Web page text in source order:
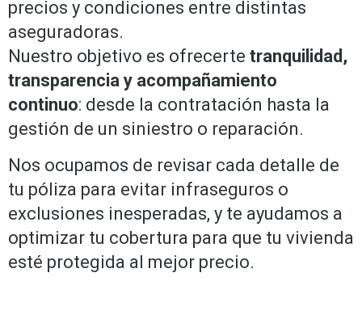
precios y condiciones entre distintas
aseguradoras.
Nuestro objetivo es ofrecerte tranquilidad,
transparencia y acompañamiento
continuo: desde la contratación hasta la
gestión de un siniestro o reparación.
Nos ocupamos de revisar cada detalle de
tu póliza para evitar infraseguros o
exclusiones inesperadas, y te ayudamos a
optimizar tu cobertura para que tu vivienda
esté protegida al mejor precio.